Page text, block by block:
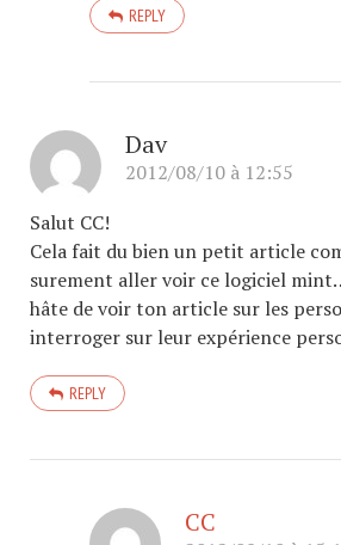
REPLY
Dav
2012/08/10 à 12:55
Salut CC!
Cela fait du bien un petit article
surement aller voir ce logiciel
hâte de voir ton article sur les
interroger sur leur expérience
REPLY
CC